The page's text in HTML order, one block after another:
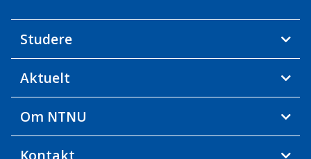
Studere
Aktuelt
Om NTNU